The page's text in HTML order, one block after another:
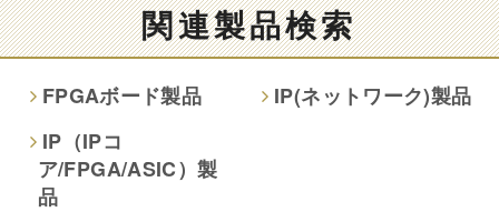
関連製品検索
FPGAボード製品
IP(ネットワーク)製品
IP（IPコ
ア/FPGA/ASIC）製
品